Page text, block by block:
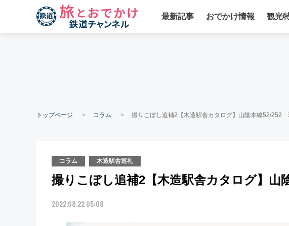
最新記事 おでかけ情報 観光
トップページ コラム 撮りこぼし追補2【木造駅舎カタログ】山陰本線52/252
コラム 木造駅舎巡礼
撮りこぼし追補2【木造駅舎カタログ】
2022.08.22 05:08